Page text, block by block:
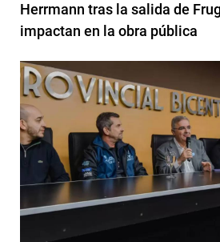
Herrmann tras la salida de
impactan en la obra pública